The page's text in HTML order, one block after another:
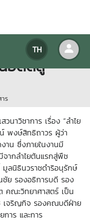
TH
ชาการ
อดีตสู่
ร
นาวิชาการ เรื่อง “ลำไย
พงษ์สิทธิถาวร ผู้ว่า
าน ซึ่งภายในงานมี
จากลำไยต้นแรกสู่พืช
ลนิธินวราชดำริอนุรักษ์
ชัย รองอธิการบดี รอง
คณะวิทยาศาสตร์ เป็น
เจริญกิจ รองคณบดีฝ่าย
การ และการ